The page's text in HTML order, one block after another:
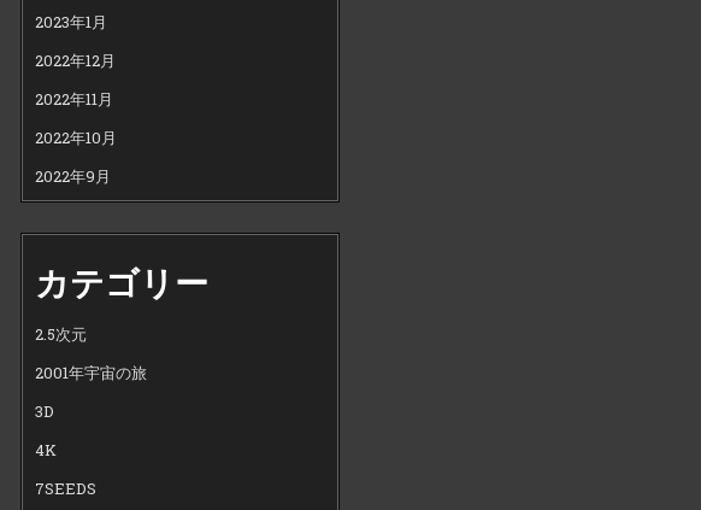
2023年1月
2022年12月
2022年11月
2022年10月
2022年9月
カテゴリー
2.5次元
2001年宇宙の旅
3D
4K
7SEEDS